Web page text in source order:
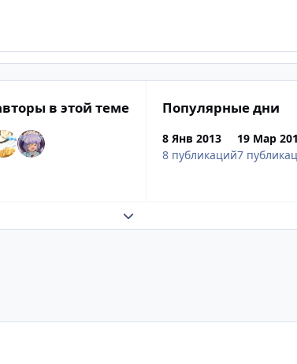
в этой теме Популярные дни
8 Янв 2013
8 публикаций
19 Мар
7
Развернуть обзор темы